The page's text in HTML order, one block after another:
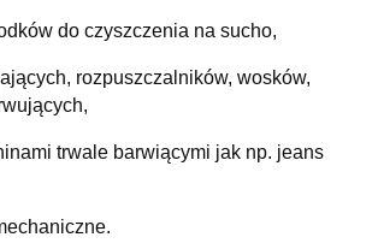
do czyszczenia na sucho,
rozpuszczalników, wosków,
trwale barwiącymi jak np. jeans